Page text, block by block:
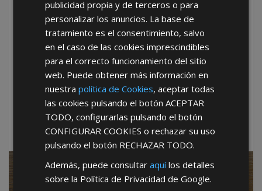
He leído y acepto laPolítica de Privacidad
*Abstenerse particulares, sólo venta a tiendas y empresas
minoristas y mayoristas.
SIN CANON de entrada
publicidad propia y de terceros o para
personalizar los anuncios. La base de
tratamiento es el consentimiento, salvo
en el caso de las cookies imprescindibles
para el correcto funcionamiento del sitio
web. Puede obtener más información en
nuestrapolítica de Cookies, aceptar todas
las cookies pulsando el botónACEPTAR
TODO, configurarlas pulsando el botón
CONFIGURAR COOKIES o rechazar su uso
pulsando el botón RECHAZAR TODO.
Además, puede consultaraquílos detalles
sobre la Política de Privacidad de Google.